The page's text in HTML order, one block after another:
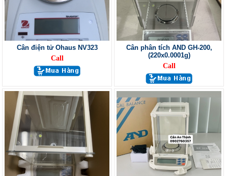
Cân điện tử Ohaus NV323
Call
Cân phân tích AND GH-200,
(220x0.0001g)
Call